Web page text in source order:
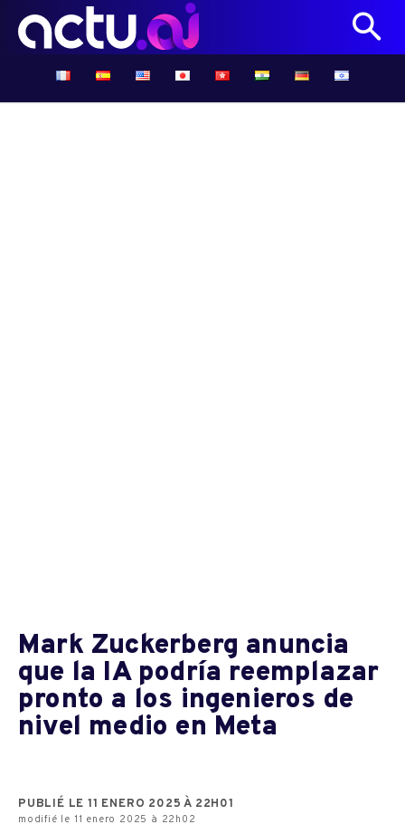
Mark Zuckerberg anuncia
que la IA podría reemplazar
pronto a los ingenieros de
nivel medio en Meta
PUBLIÉ LE 11 ENERO 2025 À 22H01
modifié le 11 enero 2025 à 22h02